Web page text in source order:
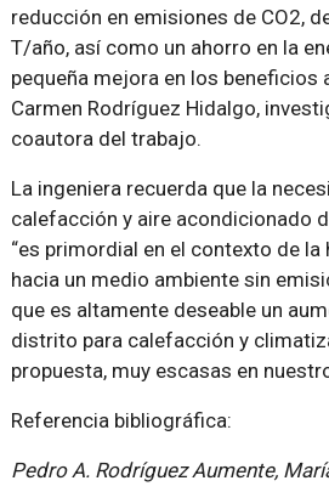
reducción en emisiones de CO2,
T/año, así como un ahorro en la
pequeña mejora en los beneficios
Carmen Rodríguez Hidalgo,
coautora del trabajo.
La ingeniera recuerda que la
calefacción y aire acondicionado
“es primordial en el contexto de la
hacia un medio ambiente sin
que es altamente deseable un
distrito para calefacción y
propuesta, muy escasas en
Referencia bibliográfica:
Pedro A. Rodríguez Aumente,